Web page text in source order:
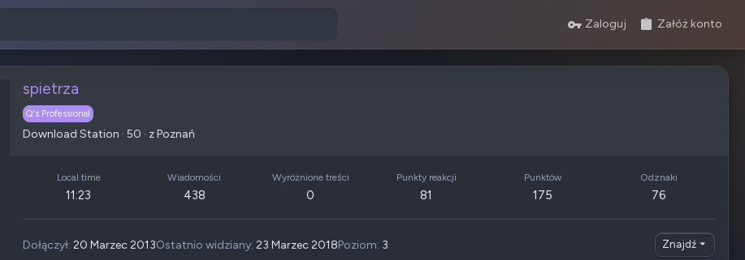
Zaloguj Załóż konto
spietrza
Q's Professional
Download Station · 50 · zPoznań
Local time
11:23
Wiadomości
438
Wyróżnione treści
0
Punkty reakcji
81
Punktów
175
Odznaki
76
Dołączył 20 Marzec 2013Ostatnio widziany 23 Marzec 2018Poziom 3 Znajdź